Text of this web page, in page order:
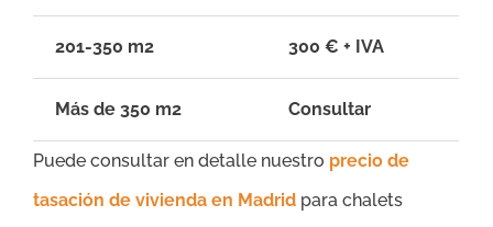
201-350 m2 300 € + IVA
Más de 350 m2 Consultar
Puede consultar en detalle nuestro precio de
tasación de vivienda en Madrid para chalets